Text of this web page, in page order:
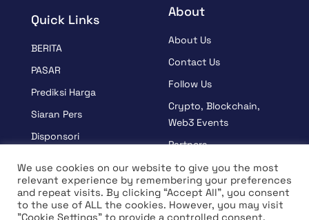
Quick Links
BERITA
PASAR
Prediksi Harga
Siaran Pers
Disponsori
Wawancara
About
About Us
Contact Us
Follow Us
Crypto, Blockchain,
Web3 Events
Partners
Terms And Condition
Privacy Policy
We use cookies on our website to give you the most
relevant experience by remembering your preferences
and repeat visits. By clicking “Accept All”, you consent
to the use of ALL the cookies. However, you may visit
"Cookie Settings" to provide a controlled consent.